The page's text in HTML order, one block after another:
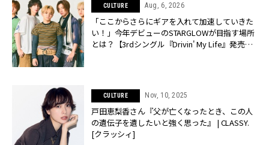
CULTURE Aug, 6, 2026
「ここからさらにギアを入れて加速していきた
い！」今年デビューのSTARGLOWが目指す場所
とは？【3rdシングル『Drivin' My Life』発売】 |
CULTURE Nov, 10, 2025
戸田恵梨香さん『父が亡くなったとき、この人
の遺伝子を遺したいと強く思った』 | CLASSY.
[クラッシィ]